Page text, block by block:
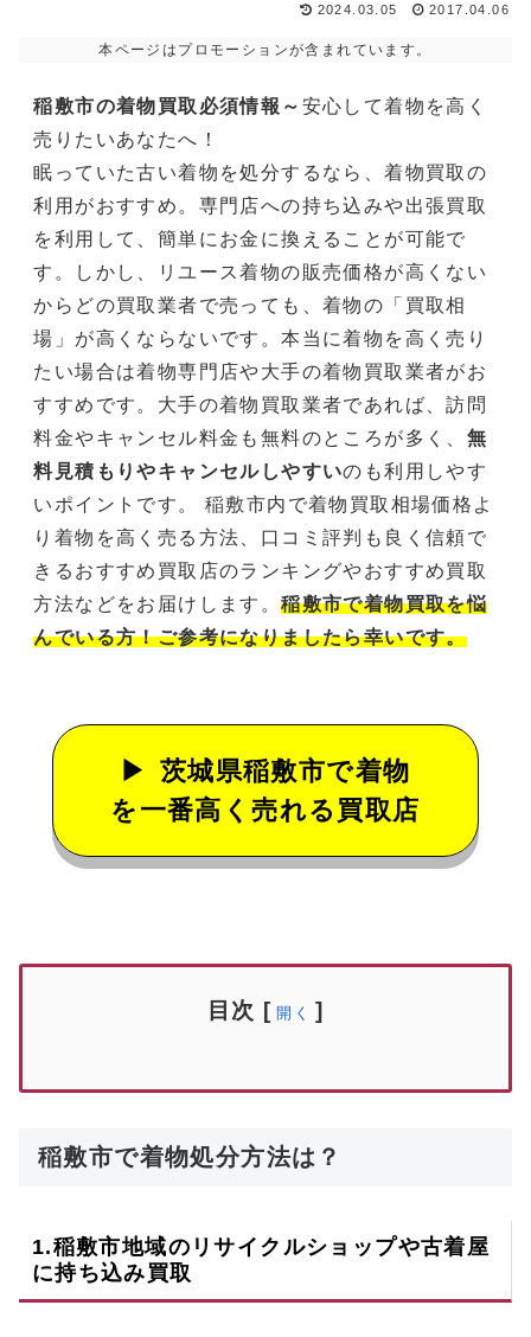
2024.03.05 2017.04.06
本ページはプロモーションが含まれています。
稲敷市の着物買取必須情報～ 安心して着物を高く
売りたいあなたへ！
眠っていた古い着物を処分するなら、着物買取の
利用がおすすめ。専門店への持ち込みや出張買取
を利用して、簡単にお金に換えることが可能で
す。しかし、リユース着物の販売価格が高くない
からどの買取業者で売っても、着物の「買取相
場」が高くならないです。本当に着物を高く売り
たい場合は着物専門店や大手の着物買取業者がお
すすめです。大手の着物買取業者であれば、訪問
料金やキャンセル料金も無料のところが多く、 無
料見積もりやキャンセルしやすいのも利用しやす
いポイントです。 稲敷市内で着物買取相場価格よ
り着物を高く売る方法、口コミ評判も良く信頼で
きるおすすめ買取店のランキングやおすすめ買取
方法などをお届けします。稲敷市で着物買取を悩
んでいる方！ご参考になりましたら幸いです。
茨城県稲敷市で着物
を一番高く売れる買取店
目次 [ 開く ]
稲敷市で着物処分方法は？
1.稲敷市地域のリサイクルショップや古着屋
に持ち込み買取